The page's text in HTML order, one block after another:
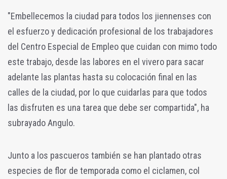
"Embellecemos la ciudad para todos los jiennenses con
el esfuerzo y dedicación profesional de los trabajadores
del Centro Especial de Empleo que cuidan con mimo todo
este trabajo, desde las labores en el vivero para sacar
adelante las plantas hasta su colocación final en las
calles de la ciudad, por lo que cuidarlas para que todos
las disfruten es una tarea que debe ser compartida", ha
subrayado Angulo.
Junto a los pascueros también se han plantado otras
especies de flor de temporada como el ciclamen, col